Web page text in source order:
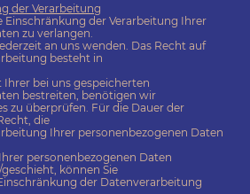
der Verarbeitung
Einschränkung der Verarbeitung Ihrer
zu verlangen.
an uns wenden. Das Recht auf
besteht in
Ihrer bei uns gespeicherten
bestreiten, benötigen wir
zu überprüfen. Für die Dauer der
die
Ihrer personenbezogenen Daten
personenbezogenen Daten
können Sie
der Datenverarbeitung